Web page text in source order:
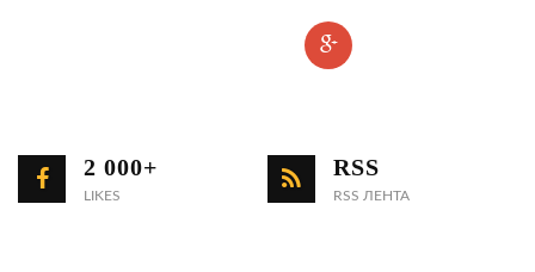
2 000+
LIKES
RSS
RSS ЛЕНТА